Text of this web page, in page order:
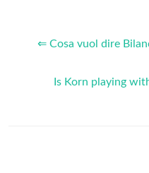
⇐ Cosa vuol dire
Is Korn playing